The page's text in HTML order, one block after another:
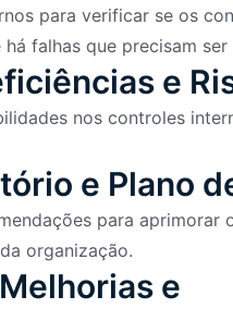
para verificar se os
falhas que precisam
e
nos controles
e Plano
para aprimorar
organização.
e